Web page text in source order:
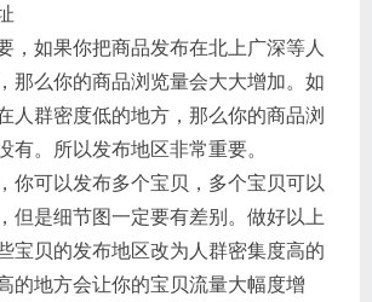
，如果你把商品发布在北上广深等人
那么你的商品浏览量会大大增加。如
人群密度低的地方，那么你的商品浏
有。所以发布地区非常重要。
你可以发布多个宝贝，多个宝贝可以
但是细节图一定要有差别。做好以上
宝贝的发布地区改为人群密集度高的
的地方会让你的宝贝流量大幅度增